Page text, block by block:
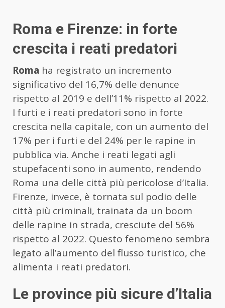
Roma e Firenze: in forte
crescita i reati predatori
Roma ha registrato un incremento
significativo del 16,7% delle denunce
rispetto al 2019 e dell’11% rispetto al 2022.
I furti e i reati predatori sono in forte
crescita nella capitale, con un aumento del
17% per i furti e del 24% per le rapine in
pubblica via. Anche i reati legati agli
stupefacenti sono in aumento, rendendo
Roma una delle città più pericolose d’Italia.
Firenze, invece, è tornata sul podio delle
città più criminali, trainata da un boom
delle rapine in strada, cresciute del 56%
rispetto al 2022. Questo fenomeno sembra
legato all’aumento del flusso turistico, che
alimenta i reati predatori.
Le province più sicure d’Italia